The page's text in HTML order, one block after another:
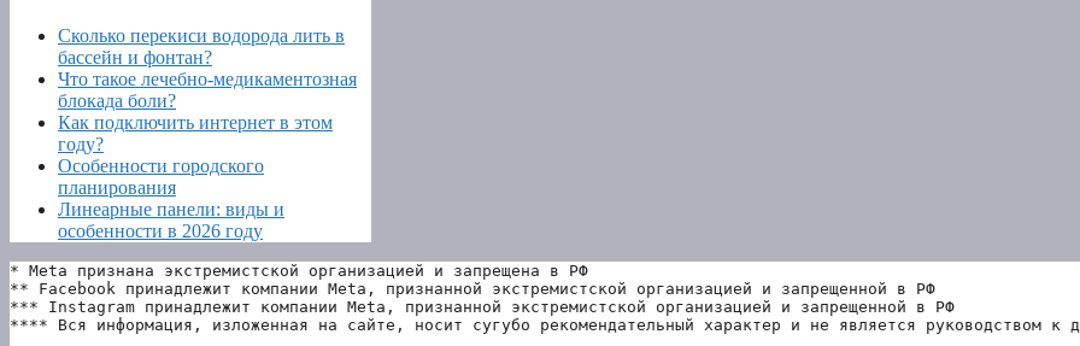
Сколько перекиси водорода лить в
бассейн и фонтан?
Что такое лечебно-медикаментозная
блокада боли?
Как подключить интернет в этом
году?
Особенности городского
планирования
Линеарные панели: виды и
особенности в 2026 году
* Meta признана экстремистской организацией и запрещена в РФ
** Facebook принадлежит компании Meta, признанной экстремистской организацией и запрещенной в РФ
*** Instagram принадлежит компании Meta, признанной экстремистской организацией и запрещенной в РФ
**** Вся информация, изложенная на сайте, носит сугубо рекомендательный характер и не является руководством к